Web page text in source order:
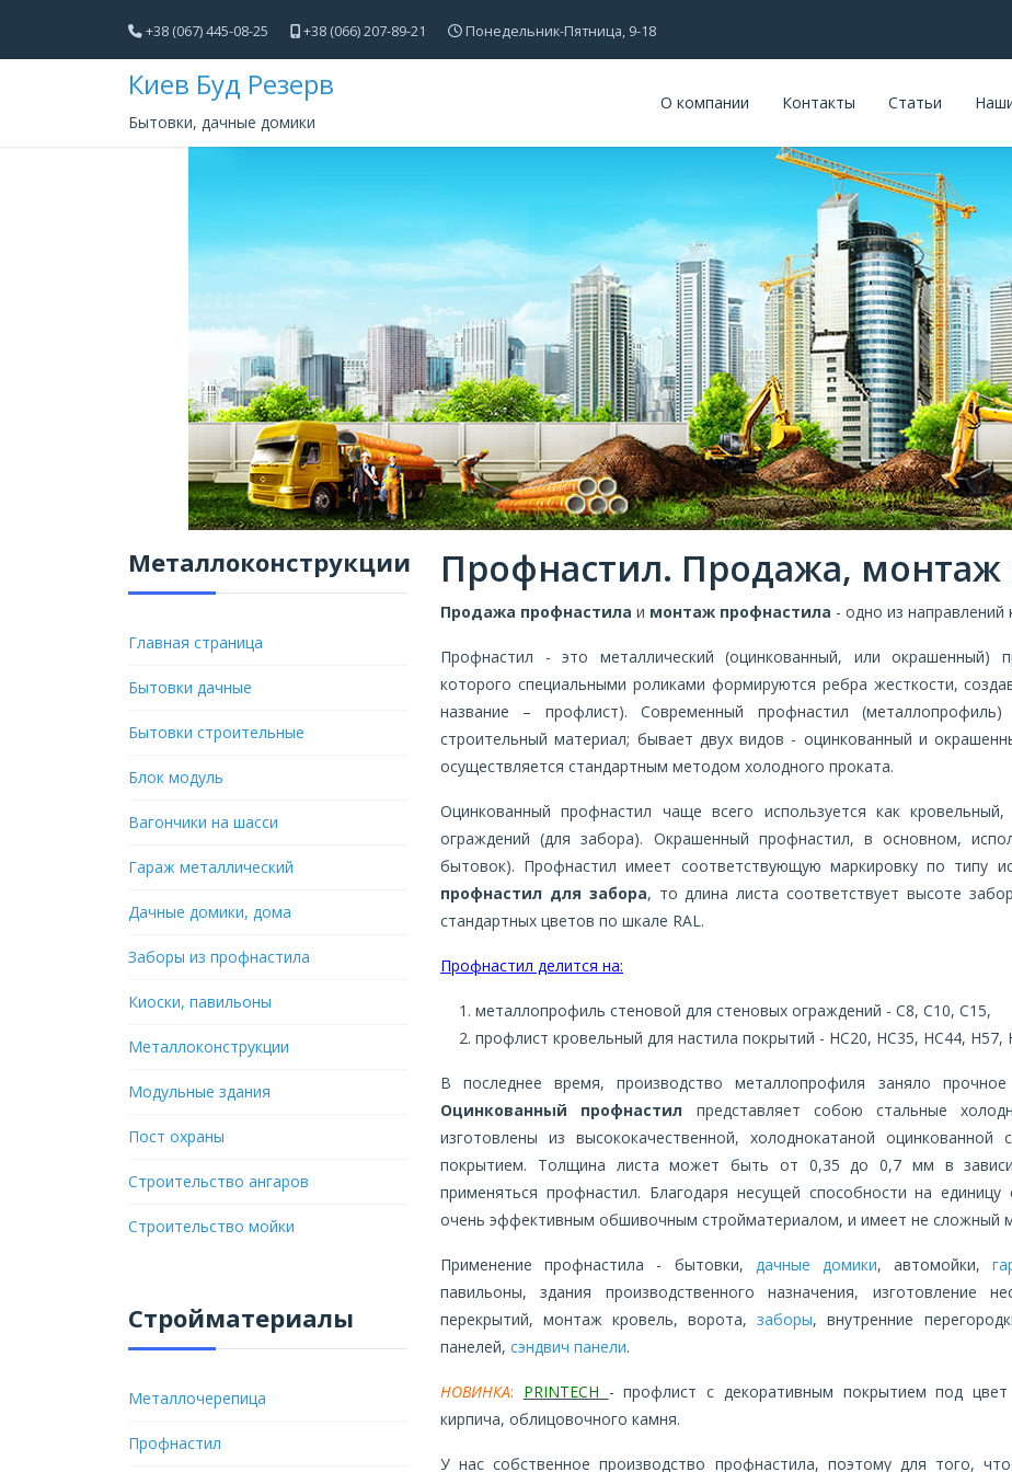
+38 (067) 445-08-25 +38 (066) 207-89-21 Понедельник-Пятница, 9-18
Киев Буд Резерв
Бытовки, дачные домики
О компании Контакты Статьи
Металлоконструкции
Главная страница
Бытовки дачные
Бытовки строительные
Блок модуль
Вагончики на шасси
Гараж металлический
Дачные домики, дома
Заборы из профнастила
Киоски, павильоны
Металлоконструкции
Модульные здания
Пост охраны
Строительство ангаров
Строительство мойки
Стройматериалы
Металлочерепица
Профнастил
Профнастил. Продажа, монтаж
Продажа профнастила и монтаж профнастила - одно из направлений
Профнастил - это металлический (оцинкованный, или окрашенный)
которого специальными роликами формируются ребра жесткости,
название – профлист). Современный профнастил
строительный материал; бывает двух видов - оцинкованный и
осуществляется стандартным методом холодного проката.
Оцинкованный профнастил чаще всего используется как
ограждений (для забора). Окрашенный профнастил, в основном,
бытовок). Профнастил имеет соответствующую маркировку по типу
профнастил для забора, то длина листа соответствует высоте
стандартных цветов по шкале RAL.
Профнастил делится на:
металлопрофиль стеновой для стеновых ограждений - С8, С10, С15,
профлист кровельный для настила покрытий - НС20, НС35, НС44, Н57,
В последнее время, производство металлопрофиля заняло
Оцинкованный профнастил представляет собою стальные
изготовлены из высококачественной, холоднокатаной
покрытием. Толщина листа может быть от 0,35 до 0,7 мм в
применяться профнастил. Благодаря несущей способности на
очень эффективным обшивочным стройматериалом, и имеет не сложный
Применение профнастила - бытовки, дачные домики, автомойки,
павильоны, здания производственного назначения, изготовление
перекрытий, монтаж кровель, ворота,заборы, внутренние
панелей, сэндвич панели.
НОВИНКА: PRINTECH - профлист с декоративным покрытием под
кирпича, облицовочного камня.
У нас собственное производство профнастила, поэтому для того,